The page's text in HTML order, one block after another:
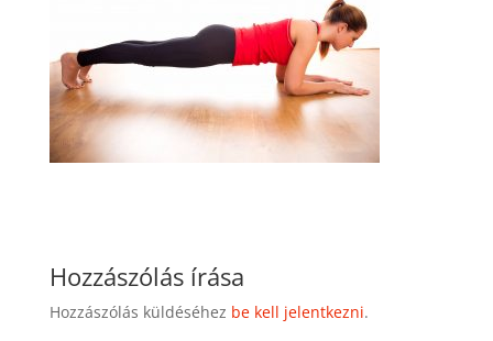
Hozzászólás írása
Hozzászólás küldéséhez be kell jelentkezni.